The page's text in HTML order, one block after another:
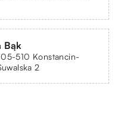
Bąk
510 Konstancin-
2